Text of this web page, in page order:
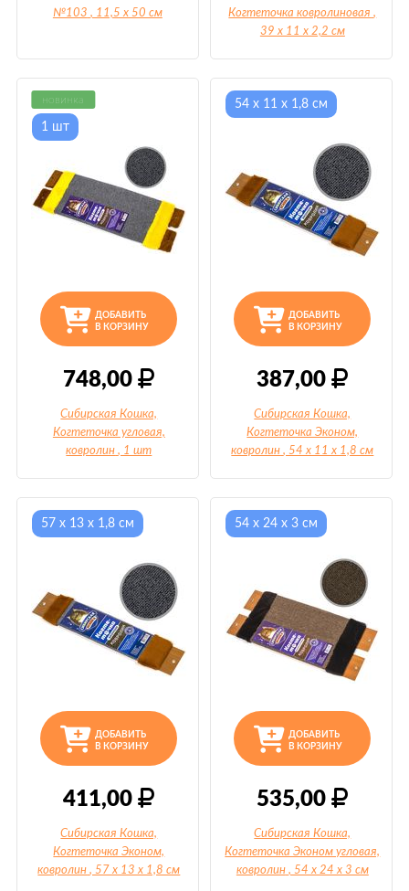
№103 , 11,5 х 50 см
Когтеточка ковролиновая ,
39 х 11 х 2,2 см
новинка
ДОБАВИТЬ
В КОРЗИНУ
748,00
1 шт
Сибирская Кошка,
Когтеточка угловая,
ковролин , 1 шт
ДОБАВИТЬ
В КОРЗИНУ
387,00
54 х 11 х 1,8 см
Сибирская Кошка,
Когтеточка Эконом,
ковролин , 54 х 11 х 1,8 см
ДОБАВИТЬ
В КОРЗИНУ
411,00
57 х 13 х 1,8 см
Сибирская Кошка,
Когтеточка Эконом,
ковролин , 57 х 13 х 1,8 см
ДОБАВИТЬ
В КОРЗИНУ
535,00
54 х 24 х 3 см
Сибирская Кошка,
Когтеточка Эконом угловая,
ковролин , 54 х 24 х 3 см